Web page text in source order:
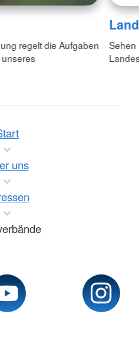
regelt die Aufgaben
Sehen
uns